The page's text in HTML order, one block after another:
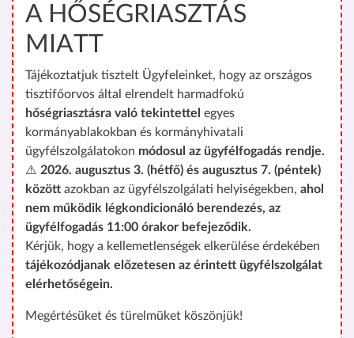
A HŐSÉGRIASZTÁS
MIATT
Tájékoztatjuk tisztelt Ügyfeleinket, hogy az országos
tisztifőorvos által elrendelt harmadfokú
hőségriasztásra való tekintettel egyes
kormányablakokban és kormányhivatali
ügyfélszolgálatokon módosul az ügyfélfogadás rendje.
⚠️ 2026. augusztus 3. (hétfő) és augusztus 7. (péntek)
között azokban az ügyfélszolgálati helyiségekben, ahol
nem működik légkondicionáló berendezés, az
ügyfélfogadás 11:00 órakor befejeződik.
Kérjük, hogy a kellemetlenségek elkerülése érdekében
tájékozódjanak előzetesen az érintett ügyfélszolgálat
elérhetőségein.
Megértésüket és türelmüket köszönjük!